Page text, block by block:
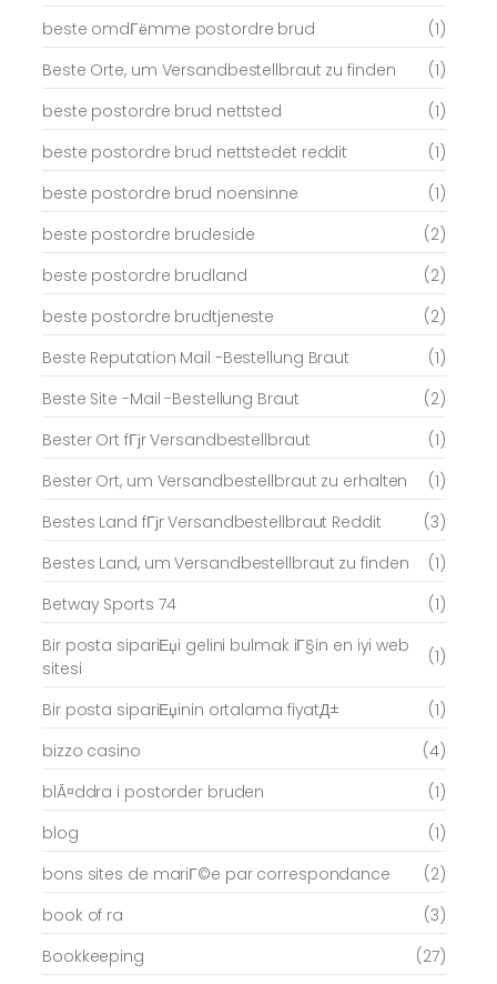
beste omdГёmme postordre brud
(1)
Beste Orte, um Versandbestellbraut zu finden
(1)
beste postordre brud nettsted
(1)
beste postordre brud nettstedet reddit
(1)
beste postordre brud noensinne
(1)
beste postordre brudeside
(2)
beste postordre brudland
(2)
beste postordre brudtjeneste
(2)
Beste Reputation Mail -Bestellung Braut
(1)
Beste Site -Mail -Bestellung Braut
(2)
Bester Ort fГјr Versandbestellbraut
(1)
Bester Ort, um Versandbestellbraut zu erhalten
(1)
Bestes Land fГјr Versandbestellbraut Reddit
(3)
Bestes Land, um Versandbestellbraut zu finden
(1)
Betway Sports 74
(1)
Bir posta sipariЕџi gelini bulmak iГ§in en iyi web
sitesi
(1)
Bir posta sipariЕџinin ortalama fiyatД±
(1)
bizzo casino
(4)
blÃ¤ddra i postorder bruden
(1)
blog
(1)
bons sites de mariГ©e par correspondance
(2)
book of ra
(3)
Bookkeeping
(27)